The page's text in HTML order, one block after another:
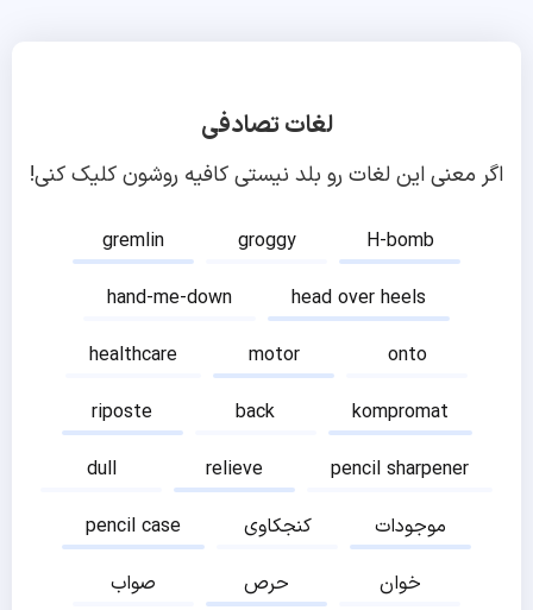
لغات تصادفی
اگر معنی این لغات رو بلد نیستی کافیه روشون کلیک کنی!
gremlin groggy
H-bomb
hand-me-down
head over heels
healthcare
motor
onto
riposte
back
kompromat
dull
relieve
pencil sharpener
pencil case
کنجکاوی
موجودات
صواب
حرص
خوان